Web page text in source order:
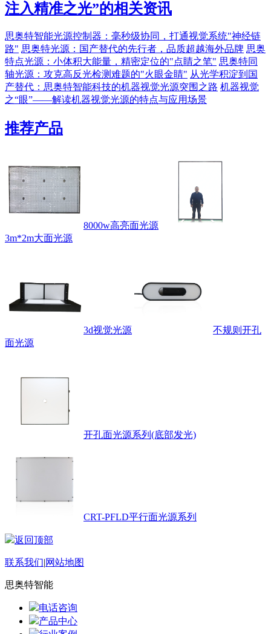
注入精准之光”的相关资讯
思奥特智能光源控制器：毫秒级协同，打通视觉系统"神经链
路" 思奥特光源：国产替代的先行者，品质超越海外品牌 思奥
特点光源：小体积大能量，精密定位的"点睛之笔" 思奥特同
轴光源：攻克高反光检测难题的"火眼金睛" 从光学积淀到国
产替代：思奥特智能科技的机器视觉光源突围之路 机器视觉
之“眼”——解读机器视觉光源的特点与应用场景
推荐产品
8000w高亮面光源
3m*2m大面光源
3d视觉光源
不规则开孔
面光源
开孔面光源系列(底部发光)
CRT-PFLD平行面光源系列
返回顶部
联系我们|网站地图
思奥特智能
电话咨询
产品中心